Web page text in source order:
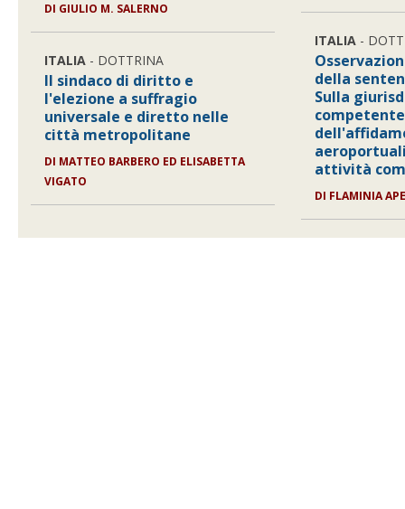
DI GIULIO M. SALERNO
ITALIA - DOTTRINA
Il sindaco di diritto e
l'elezione a suffragio
universale e diretto nelle
città metropolitane
DI MATTEO BARBERO ED ELISABETTA
VIGATO
ITALIA -
della
Sulla
attività
DI FLAMINIA